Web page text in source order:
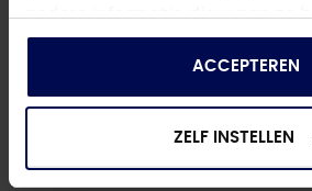
andere informatie die u aan ze
die ze hebben verzameld op
ACCEPTEREN
ZELF INSTELLEN